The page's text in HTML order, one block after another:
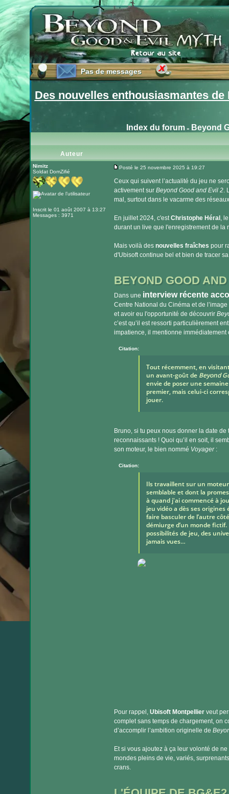
Pas de messages
Pas de messages
Des nouvelles enthousiasmantes
Index du forum» Beyond
Auteur
Nimitz
Soldat DomZifié
Inscrit le 01 août 2007 à 13:27
Messages : 3971
Posté le 25 novembre 2025 à 19:27
Ceux qui suivent l’actualité du jeu ne
activement sur Beyond Good and Evil 2.
mal, surtout dans le vacarme des
En juillet 2024, c'estChristophe Héral ,
durant un live que l'enregistrement de la
Mais voilà des nouvelles fraîches pour
d'Ubisoft continue bel et bien de tracer
BEYOND GOOD
Dans une interview récente
Centre National du Cinéma et de
et avoir eu l'opportunité de découvrir
c’est qu’il est ressorti particulièrement
impatience, il mentionne
Citation:
Tout récemment, en
un avant-goût de Beyond
envie de poser une
premier, mais celui-ci
jouer.
Bruno, si tu peux nous donner la date
reconnaissants ! Quoi qu’il en soit, il
son moteur, le bien nommé Voyager:
Citation:
Ils travaillent sur un
semblable et dont la
à quand j'ai commencé à
jeu vidéo a dès ses
faire basculer de l’autre
démiurge d’un monde
possibilités de jeu, des
jamais vues…
Pour rappel, Ubisoft Montpellierveut
complet sans temps de chargement, on
d’accomplir l’ambition originelle de
Et si vous ajoutez à ça leur volonté de
mondes pleins de vie, variés,
crans.